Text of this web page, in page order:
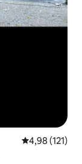
4,98 ud af 5 i
4,98 (121)